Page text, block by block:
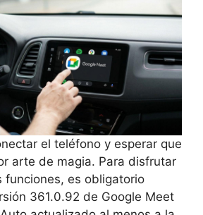
el teléfono y esperar que
arte de magia. Para disfrutar
funciones, es obligatorio
361.0.92 de Google Meet